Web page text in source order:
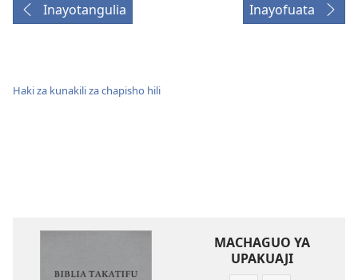
Inayotangulia Inayofuata
Haki za kunakili za chapisho hili
MACHAGUO YA
UPAKUAJI